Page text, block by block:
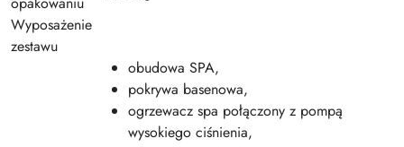
Wyposażenie
zestawu
obudowa SPA,
pokrywa basenowa,
ogrzewacz spa połączony z pompą
wysokiego ciśnienia,